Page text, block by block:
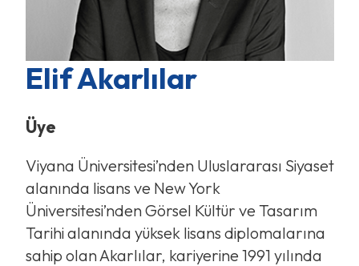
Elif Akarlılar
Üye
Viyana Üniversitesi’nden Uluslararası Siyaset
alanında lisans ve New York
Üniversitesi’nden Görsel Kültür ve Tasarım
Tarihi alanında yüksek lisans diplomalarına
sahip olan Akarlılar, kariyerine 1991 yılında